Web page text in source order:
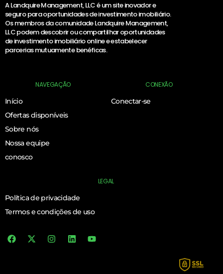
A Landquire Management, LLC é um site inovador e
seguro para oportunidades de investimento imobiliário.
Os membros da comunidade Landquire Management,
LLC podem descobrir ou compartilhar oportunidades
de investimento imobiliário online e estabelecer
parcerias mutuamente benéficas.
NAVEGAÇÃO
Início
Ofertas disponíveis
Sobre nós
Nossa equipe
conosco
CONEXÃO
Conectar-se
LEGAL
Política de privacidade
Termos e condições de uso